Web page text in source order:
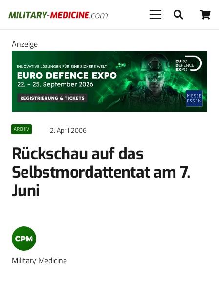
Anzeige
ARCHIV 2. April 2006
Rückschau auf das
Selbstmordattentat am 7.
Juni
Military Medicine